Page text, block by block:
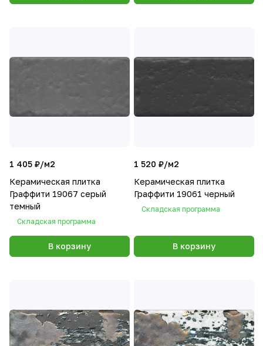
1 405 ₽/м2
Керамическая плитка
Граффити 19067 серый
темный
Складская программа
В корзину
1 520 ₽/м2
Керамическая плитка
Граффити 19061 черный
Складская программа
В корзину